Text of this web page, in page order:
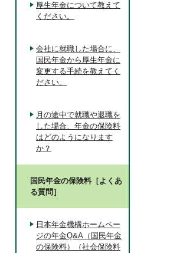
厚生年金について教えて
ください。
会社に就職した場合に、
国民年金から厚生年金に
変更する手続を教えてく
ださい。
月の途中で就職や退職を
した場合、年金の保険料
はどのようになります
か？
国民年金の保険料［よくあ
る質問］
日本年金機構ホームペー
ジの年金Q&A（国民年金
の保険料）（社会保険料